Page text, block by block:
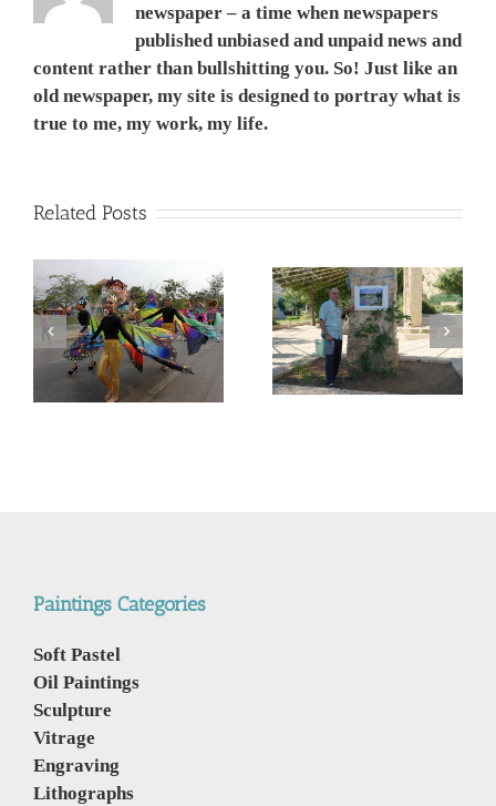
newspaper – a time when newspapers
published unbiased and unpaid news and
content rather than bullshitting you. So! Just like an
old newspaper, my site is designed to portray what is
true to me, my work, my life.
Related Posts
המשך ועדכון לפוסט –
מדריך קל, ללא מניע מסחרי,
לנבכי הבחירה למצלמה
החדשה- 5000$ מול
Corona Virus, &
Philippines VS Thailand.
וירוס הקורונה, מהפיליפינים
לתאילנד
Paintings Categories
Soft Pastel
Oil Paintings
Sculpture
Vitrage
Engraving
Lithographs